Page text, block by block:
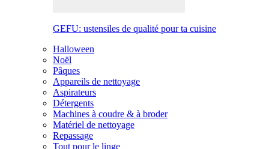
GEFU: ustensiles de qualité pour ta cuisine
Halloween
Noël
Pâques
Appareils de nettoyage
Aspirateurs
Détergents
Machines à coudre & à broder
Matériel de nettoyage
Repassage
Tout pour le linge